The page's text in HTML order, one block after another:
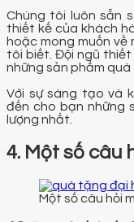
Chúng tôi luôn sẵn
thiết kế của khách
hoặc mong muốn về
tôi biết. Đội ngũ
những sản phẩm
Với sự sáng tạo và
đến cho bạn những
lượng nhất.
4. Một số câu
Một số câu hỏi